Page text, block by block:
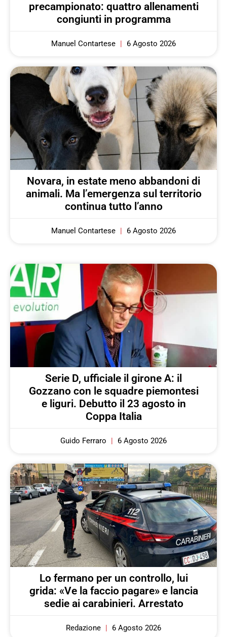
precampionato: quattro allenamenti
congiunti in programma
Manuel Contartese 6 Agosto 2026
Novara, in estate meno abbandoni di
animali. Ma l’emergenza sul territorio
continua tutto l’anno
Manuel Contartese 6 Agosto 2026
Serie D, ufficiale il girone A: il
Gozzano con le squadre piemontesi
e liguri. Debutto il 23 agosto in
Coppa Italia
Guido Ferraro 6 Agosto 2026
Lo fermano per un controllo, lui
grida: «Ve la faccio pagare» e lancia
sedie ai carabinieri. Arrestato
Redazione 6 Agosto 2026